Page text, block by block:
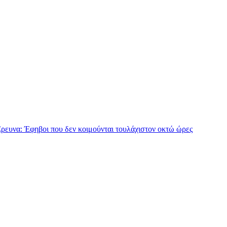
Έφηβοι που δεν κοιμούνται τουλάχιστον οκτώ ώρες